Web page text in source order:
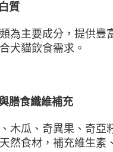
質
為主要成分，提供豐
犬貓飲食需求。
膳食纖維補充
木瓜、奇異果、奇亞
然食材，補充維生素